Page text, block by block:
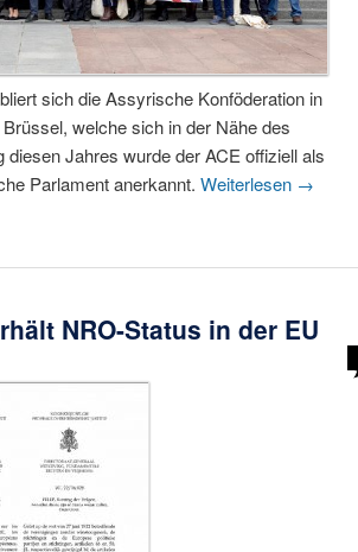
sich die Assyrische Konföderation in
welche sich in der Nähe des
Jahres wurde der ACE offiziell als
Parlament anerkannt. Weiterlesen →
NRO-Status in der EU